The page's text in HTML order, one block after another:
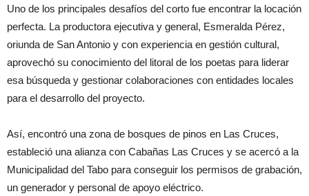
Uno de los principales desafíos del corto fue encontrar la locación
perfecta. La productora ejecutiva y general, Esmeralda Pérez,
oriunda de San Antonio y con experiencia en gestión cultural,
aprovechó su conocimiento del litoral de los poetas para liderar
esa búsqueda y gestionar colaboraciones con entidades locales
para el desarrollo del proyecto.
Así, encontró una zona de bosques de pinos en Las Cruces,
estableció una alianza con Cabañas Las Cruces y se acercó a la
Municipalidad del Tabo para conseguir los permisos de grabación,
un generador y personal de apoyo eléctrico.